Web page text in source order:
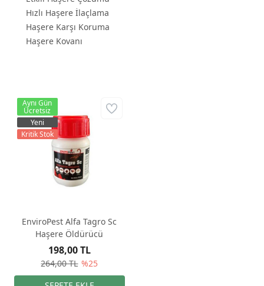
Hızlı Haşere İlaçlama
Haşere Karşı Koruma
Haşere Kovanı
EnviroPest Alfa Tagro Sc
Haşere Öldürücü
264,00 TL %25
198,00 TL
Aynı Gün
Ücretsiz
Yeni
Kritik Stok